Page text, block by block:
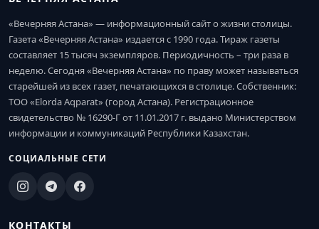
«Вечерняя Астана» — информационный сайт о жизни столицы.
Газета «Вечерняя Астана» издается с 1990 года. Тираж газеты
составляет 15 тысяч экземпляров. Периодичность – три раза в
неделю. Сегодня «Вечерняя Астана» по праву может называться
старейшей из всех газет, печатающихся в столице. Собственник:
ТОО «Elorda Aqparat» (город Астана). Регистрационное
свидетельство № 16290-Г от 11.01.2017 г. выдано Министерством
информации и коммуникаций Республики Казахстан.
СОЦИАЛЬНЫЕ СЕТИ
КОНТАКТЫ